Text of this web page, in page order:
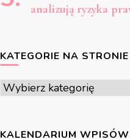
analizują ryzyka
KATEGORIE NA STRONIE
Kategorie
KALENDARIUM WPISÓW